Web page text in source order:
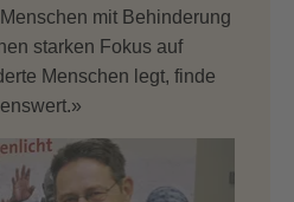
mit Behinderung
starken Fokus auf
Menschen legt, finde